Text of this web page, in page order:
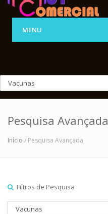
MENU
Pesquisa Avançada
Início / Pesquisa Avançada
Filtros de Pesquisa